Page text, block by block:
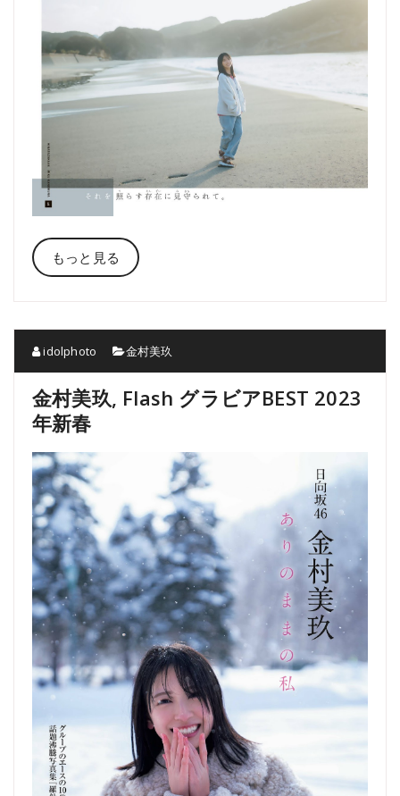
もっと見る
idolphoto 金村美玖
金村美玖, Flash グラビアBEST 2023
年新春